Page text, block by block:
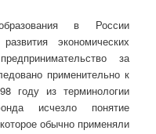
в России
экономических
за
применительно к
году из терминологии
исчезло понятие
обычно применяли